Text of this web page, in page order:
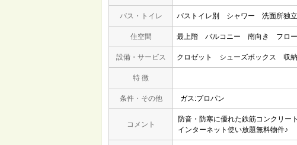
バス・トイレ バストイレ別 シャワー 洗面所独立
住空間 最上階 バルコニー 南向き フロ
設備・サービス クロゼット シューズボックス 収
特 徴
条件・その他 ガス:プロパン
コメント
防音・防寒に優れた鉄筋コンクリー
インターネット使い放題無料物件♪